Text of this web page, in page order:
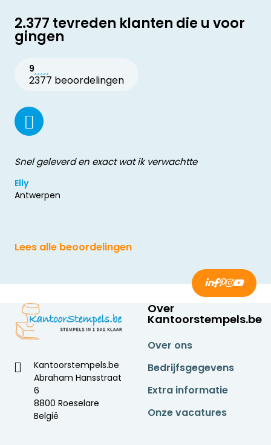
2.377 tevreden klanten die u voor
gingen
9
2377 beoordelingen
Snel geleverd en exact wat ik verwachtte
Elly
Antwerpen
Lees alle beoordelingen
Kantoorstempels.be
Abraham Hansstraat
6
8800 Roeselare
België
Over
Kantoorstempels.be
Over ons
Bedrijfsgegevens
Extra informatie
Onze vacatures